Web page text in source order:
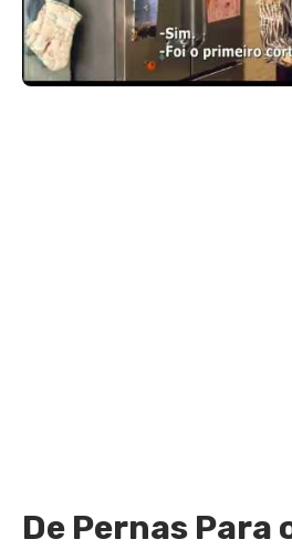
De Pernas Para